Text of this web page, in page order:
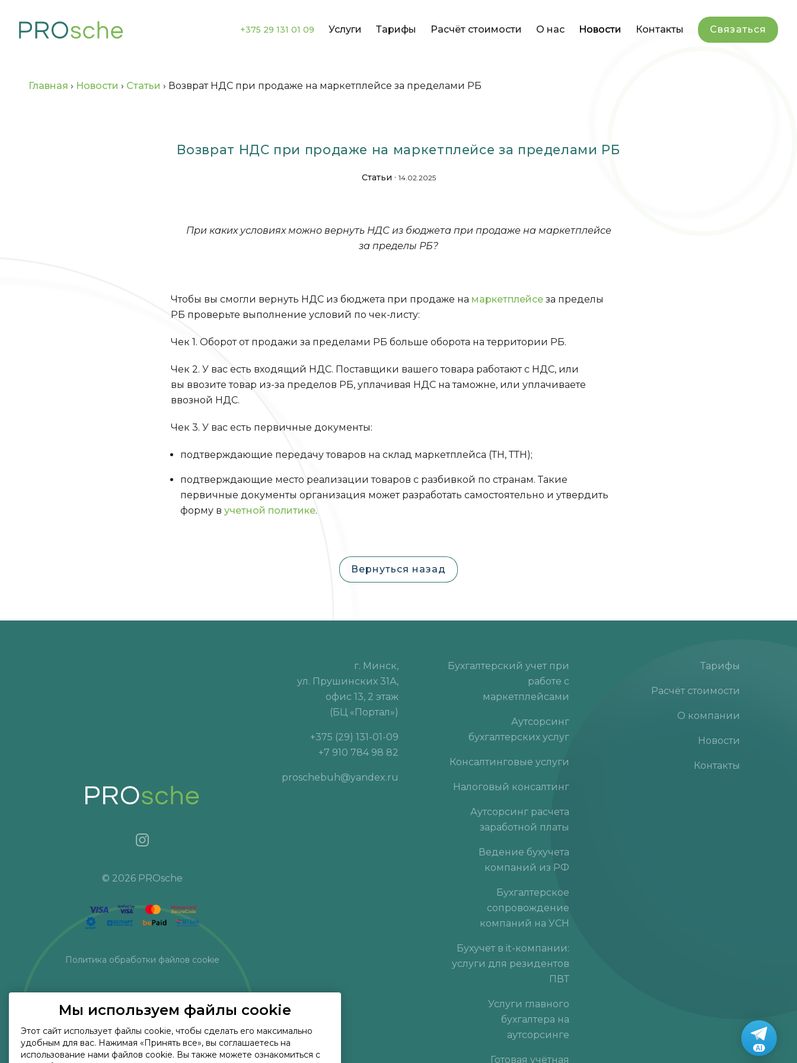
+375 29 131 01 09 Услуги Тарифы Расчёт стоимости О нас Новости Контакты Связаться
Главная › Новости › Статьи › Возврат НДС при продаже на маркетплейсе за пределами РБ
Возврат НДС при продаже на маркетплейсе за пределами РБ
Статьи · 14.02.2025
При каких условиях можно вернуть НДС из бюджета при продаже на маркетплейсе
за пределы РБ?
Чтобы вы смогли вернуть НДС из бюджета при продаже на маркетплейсе за пределы
РБ проверьте выполнение условий по чек-листу:
Чек 1. Оборот от продажи за пределами РБ больше оборота на территории РБ.
Чек 2. У вас есть входящий НДС. Поставщики вашего товара работают с НДС, или
вы ввозите товар из-за пределов РБ, уплачивая НДС на таможне, или уплачиваете
ввозной НДС.
Чек 3. У вас есть первичные документы:
подтверждающие передачу товаров на склад маркетплейса (ТН, ТТН);
подтверждающие место реализации товаров с разбивкой по странам. Такие
первичные документы организация может разработать самостоятельно и утвердить
форму в учетной политике.
Вернуться назад
© 2026 PROsche
Политика обработки файлов cookie
г. Минск,
ул. Прушинских 31А,
офис 13, 2 этаж
(БЦ «Портал»)
+375 (29) 131-01-09
+7 910 784 98 82
proschebuh@yandex.ru
Бухгалтерский учет при
работе с
маркетплейсами
Аутсорсинг
бухгалтерских услуг
Консалтинговые услуги
Налоговый консалтинг
Аутсорсинг расчета
заработной платы
Ведение бухучета
компаний из РФ
Бухгалтерское
сопровождение
компаний на УСН
Бухучет в it-компании:
услуги для резидентов
ПВТ
Услуги главного
бухгалтера на
аутсорсинге
Готовая учётная
Тарифы
Расчёт стоимости
О компании
Новости
Контакты
Мы используем файлы cookie
Этот сайт использует файлы cookie, чтобы сделать его максимально
удобным для вас. Нажимая «Принять все», вы соглашаетесь на
использование нами файлов cookie. Вы также можете ознакомиться с